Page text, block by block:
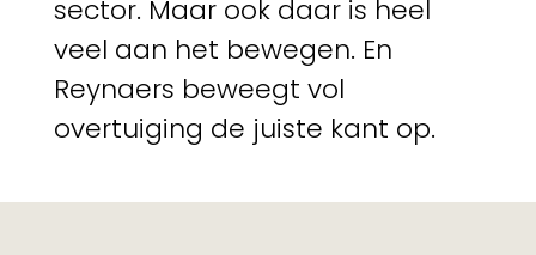
sector. Maar ook daar is heel
veel aan het bewegen. En
Reynaers beweegt vol
overtuiging de juiste kant op.